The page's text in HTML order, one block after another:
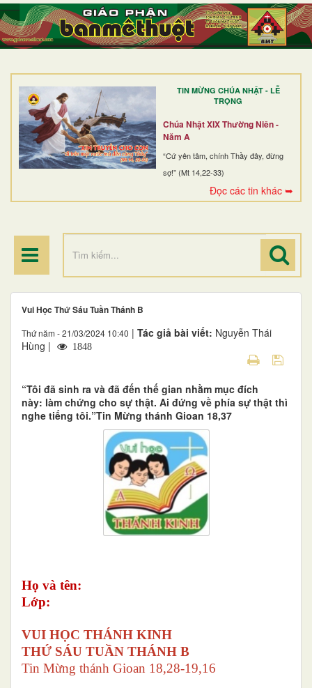
TIN MỪNG CHÚA NHẬT - LỄ
TRỌNG
Chúa Nhật XIX Thường Niên -
Năm A
“Cứ yên tâm, chính Thầy đây, đừng
sợ!” (Mt 14,22-33)
Đọc các tin khác ➥
TRANG NHẤT
GIỚI THIỆU
DÒNG TU
BAN MỤC VỤ
ĐOÀN THỂ CG
ĐIỂM HÀNH HƯƠNG
Vui Học Thứ Sáu Tuần Thánh B
Thứ năm - 21/03/2024 10:40 | Tác giả bài viết: Nguyễn Thái
Hùng |
1848
“Tôi đã sinh ra và đã đến thế gian nhằm mục đích
này: làm chứng cho sự thật. Ai đứng về phía sự thật thì
nghe tiếng tôi.”Tin Mừng thánh Gioan 18,37
Họ và tên:
Lớp:
VUI HỌC THÁNH KINH
THỨ SÁU TUẦN THÁNH B
Tin Mừng thánh Gioan 18,28-19,16